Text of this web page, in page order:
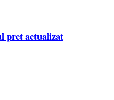
pret actualizat